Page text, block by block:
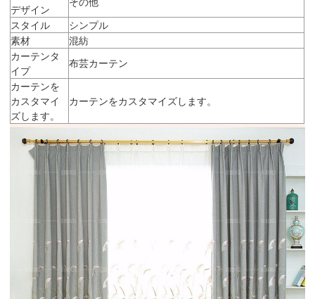
デザイン
スタイル
シンプル
素材
混紡
カーテンタ
イプ
布芸カーテン
カーテンを
カスタマイ
ズします。
カーテンをカスタマイズします。